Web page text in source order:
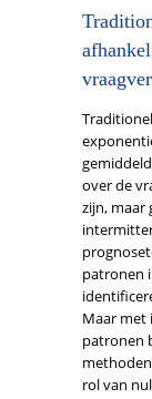
over de
zijn, maar
patronen
Maar met
patronen
rol van